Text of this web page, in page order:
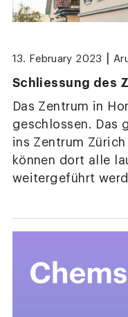
13. February 2023
Schliessung des
Das Zentrum in
geschlossen. Das
ins Zentrum
können dort alle
weitergeführt